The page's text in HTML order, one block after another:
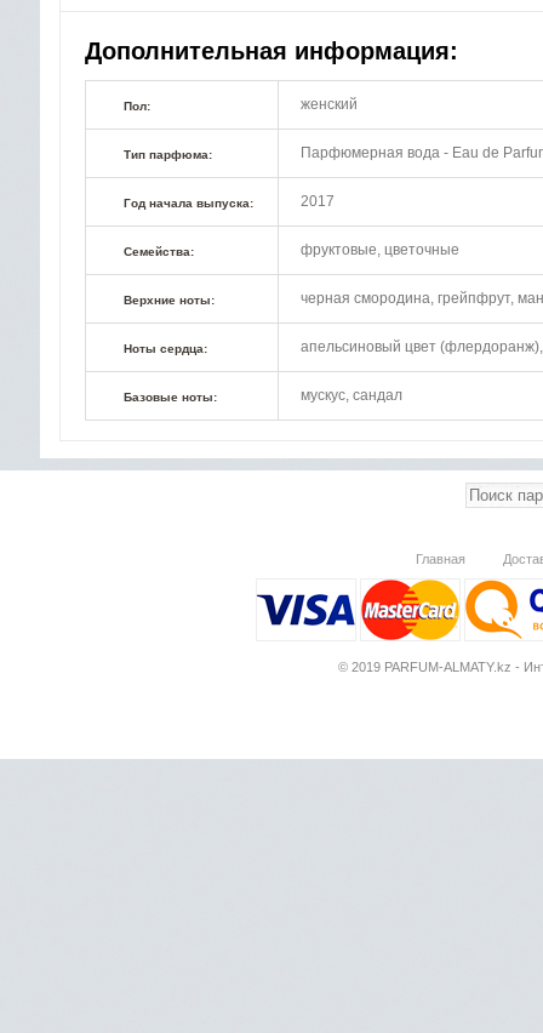
Дополнительная информация:
Пол: женский
Тип парфюма: Парфюмерная вода - Eau de
Год начала выпуска: 2017
Семейства: фруктовые, цветочные
Верхние ноты: черная смородина, грейпфрут,
Ноты сердца: апельсиновый цвет
Базовые ноты: мускус, сандал
Главная
© 2019 PARFUM-ALMATY.kz -